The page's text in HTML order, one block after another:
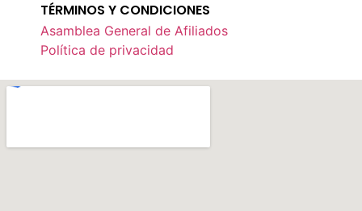
TÉRMINOS Y CONDICIONES
Asamblea General de Afiliados
Política de privacidad